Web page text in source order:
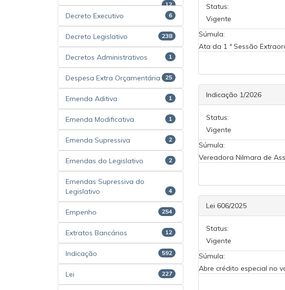
12
Decreto Executivo 6
Decreto Legislativo 238
Decretos Administrativos 1
Despesa Extra Orçamentária 25
Emenda Aditiva 1
Emenda Modificativa 1
Emenda Supressiva 2
Emendas do Legislativo 2
Emendas Supressiva do
Legislativo
4
Empenho 254
Extratos Bancários 12
Indicação 592
Lei 227
Status:
Vigente
Súmula:
Ata da 1 ª Sessão
Indicação 1/2026
Status:
Vigente
Súmula:
Vereadora Nilmara de
Lei 606/2025
Status:
Vigente
Súmula:
Abre crédito especial no